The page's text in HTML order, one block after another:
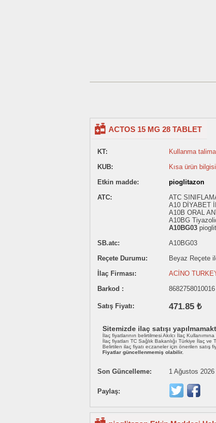
ACTOS 15 MG 28 TABLET
KT:
Kullanma
KUB:
Kısa ürün
Etkin madde:
pioglitazon
ATC:
ATC
A10 DİYABET
A10B ORAL
A10BG
A10BG03
SB.atc:
A10BG03
Reçete Durumu:
Beyaz Reçete
İlaç Firması:
ACİNO
Barkod :
8682758010016
Satış Fiyatı: 471.85 ₺
Sitemizde ilaç satışı
İlaç fiyatlarının belirtilmesi Akılcı İlaç Kullanımına
İlaç fiyatları TC Sağlık Bakanlığı Türkiye İlaç
Belirtilen ilaç fiyatı eczaneler için önerilen satış
Fiyatlar güncellenmemiş olabilir.
Son Güncelleme: 1 Ağustos 2026
Paylaş: